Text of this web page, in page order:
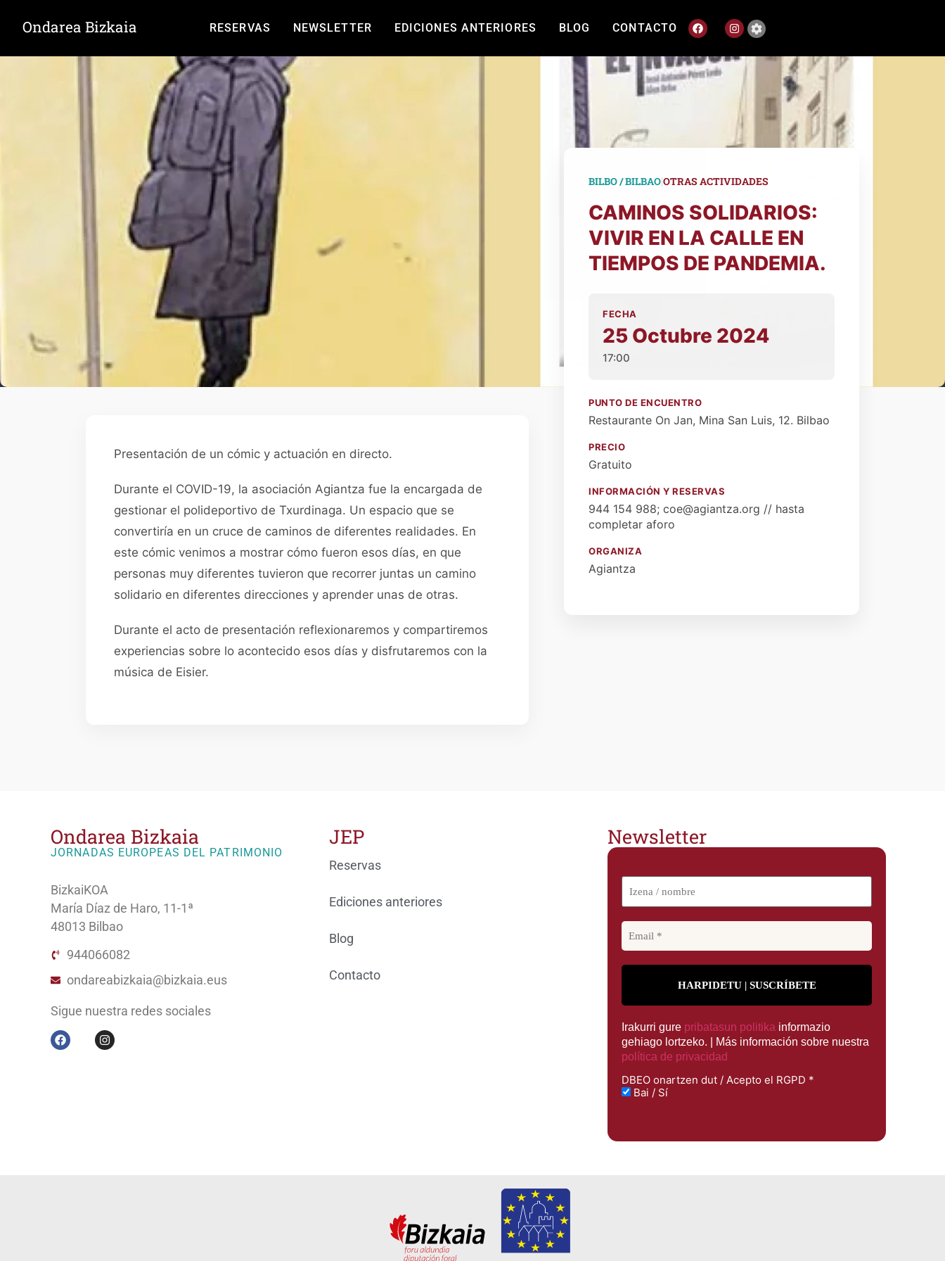
Ondarea Bizkaia RESERVAS NEWSLETTER EDICIONES ANTERIORES BLOG CONTACTO
Presentación de un cómic y actuación en directo.
Durante el COVID-19, la asociación Agiantza fue la encargada de
gestionar el polideportivo de Txurdinaga. Un espacio que se
convertiría en un cruce de caminos de diferentes realidades. En
este cómic venimos a mostrar cómo fueron esos días, en que
personas muy diferentes tuvieron que recorrer juntas un camino
solidario en diferentes direcciones y aprender unas de otras.
Durante el acto de presentación reflexionaremos y compartiremos
experiencias sobre lo acontecido esos días y disfrutaremos con la
música de Eisier.
BILBO / BILBAO|OTRAS ACTIVIDADES
CAMINOS SOLIDARIOS:
VIVIR EN LA CALLE EN
TIEMPOS DE PANDEMIA.
FECHA
25 Octubre 2024
17:00
PUNTO DE ENCUENTRO
Restaurante On Jan, Mina San Luis, 12. Bilbao
PRECIO
Gratuito
INFORMACIÓN Y RESERVAS
944 154 988; coe@agiantza.org // hasta
completar aforo
ORGANIZA
Agiantza
Ondarea Bizkaia
JORNADAS EUROPEAS DEL PATRIMONIO
BizkaiKOA
María Díaz de Haro, 11-1ª
48013 Bilbao
944066082
ondareabizkaia@bizkaia.eus
Sigue nuestra redes sociales
JEP
Reservas
Ediciones anteriores
Blog
Contacto
Newsletter
Irakurri gure pribatasun politika informazio
gehiago lortzeko. | Más información sobre nuestra
política de privacidad
DBEO onartzen dut / Acepto el RGPD *
Bai / Sí